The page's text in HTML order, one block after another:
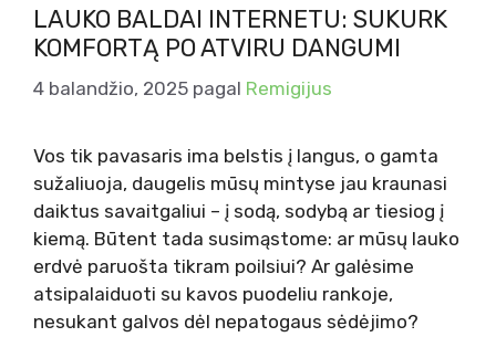
LAUKO BALDAI INTERNETU: SUKURK
KOMFORTĄ PO ATVIRU DANGUMI
4 balandžio, 2025 pagal Remigijus
Vos tik pavasaris ima belstis į langus, o gamta
sužaliuoja, daugelis mūsų mintyse jau kraunasi
daiktus savaitgaliui – į sodą, sodybą ar tiesiog į
kiemą. Būtent tada susimąstome: ar mūsų lauko
erdvė paruošta tikram poilsiui? Ar galėsime
atsipalaiduoti su kavos puodeliu rankoje,
nesukant galvos dėl nepatogaus sėdėjimo?